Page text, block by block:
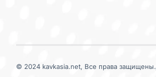
© 2024 kavkasia.net, Все права защищены.